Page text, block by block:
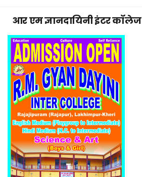
आर एम ज्ञानदायिनी इंटर कॉलेज